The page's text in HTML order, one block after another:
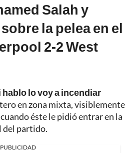
Salah y
la pelea en el
2-2 West
hablo lo voy a incendiar
en zona mixta, visiblemente
éste le pidió entrar en la
del partido.
PUBLICIDAD